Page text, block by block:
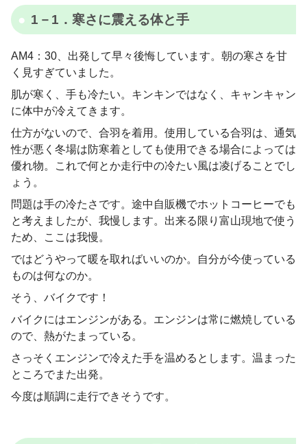
1－1．寒さに震える体と手
AM4：30、出発して早々後悔しています。朝の寒さを甘
く見すぎていました。
肌が寒く、手も冷たい。キンキンではなく、キャンキャン
に体中が冷えてきます。
仕方がないので、合羽を着用。使用している合羽は、通気
性が悪く冬場は防寒着としても使用できる場合によっては
優れ物。これで何とか走行中の冷たい風は凌げることでし
ょう。
問題は手の冷たさです。途中自販機でホットコーヒーでも
と考えましたが、我慢します。出来る限り富山現地で使う
ため、ここは我慢。
ではどうやって暖を取ればいいのか。自分が今使っている
ものは何なのか。
そう、バイクです！
バイクにはエンジンがある。エンジンは常に燃焼している
ので、熱がたまっている。
さっそくエンジンで冷えた手を温めるとします。温まった
ところでまた出発。
今度は順調に走行できそうです。